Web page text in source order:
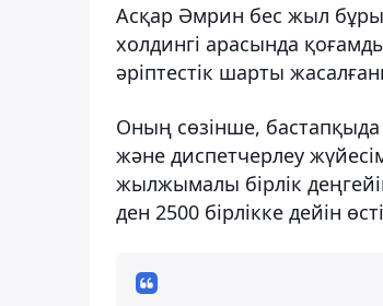
Асқар Әмрин бес жыл
холдингі арасында
әріптестік шарты
Оның сөзінше, бастапқыда
және диспетчерлеу
жылжымалы бірлік
ден 2500 бірлікке дейін